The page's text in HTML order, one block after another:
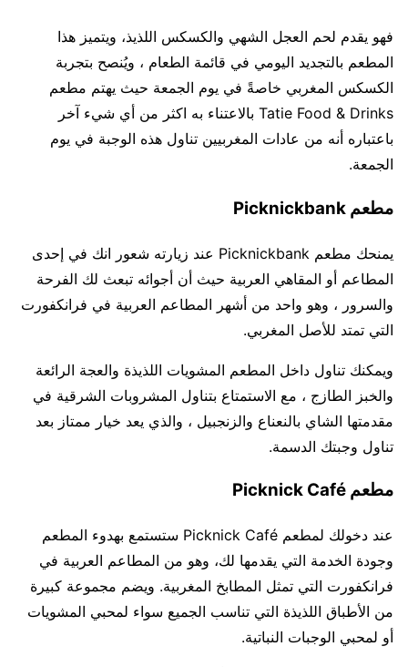
فهو يقدم لحم العجل الشهي والكسكس اللذيذ، ويتميز هذا
المطعم بالتجديد اليومي في قائمة الطعام ، ويُنصح بتجربة
الكسكس المغربي خاصةً في يوم الجمعة حيث يهتم مطعم
Tatie Food & Drinks بالاعتناء به اكثر من أي شيء آخر
باعتباره أنه من عادات المغربيين تناول هذه الوجبة في يوم
الجمعة.
مطعم Picknickbank
يمنحك مطعم Picknickbank عند زيارته شعور انك في إحدى
المطاعم أو المقاهي العربية حيث أن أجوائه تبعث لك الفرحة
والسرور ، وهو واحد من أشهر المطاعم العربية في فرانكفورت
التي تمتد للأصل المغربي.
ويمكنك تناول داخل المطعم المشويات اللذيذة والعجة الرائعة
والخبز الطازج ، مع الاستمتاع بتناول المشروبات الشرقية في
مقدمتها الشاي بالنعناع والزنجبيل ، والذي يعد خيار ممتاز بعد
تناول وجبتك الدسمة.
مطعم Picknick Café
عند دخولك لمطعم Picknick Café ستستمع بهدوء المطعم
وجودة الخدمة التي يقدمها لك، وهو من المطاعم العربية في
فرانكفورت التي تمثل المطابخ المغربية. ويضم مجموعة كبيرة
من الأطباق اللذيذة التي تناسب الجميع سواء لمحبي المشويات
أو لمحبي الوجبات النباتية.